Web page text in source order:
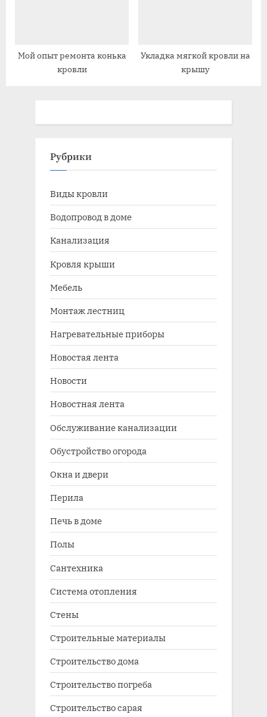
Мой опыт ремонта конька
кровли
Укладка мягкой кровли на
крышу
Рубрики
Виды кровли
Водопровод в доме
Канализация
Кровля крыши
Мебель
Монтаж лестниц
Нагревательные приборы
Новостая лента
Новости
Новостная лента
Обслуживание канализации
Обустройство огорода
Окна и двери
Перила
Печь в доме
Полы
Сантехника
Система отопления
Стены
Строительные материалы
Строительство дома
Строительство погреба
Строительство сарая